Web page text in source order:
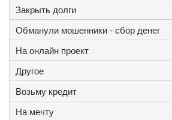
Закрыть долги
Обманули мошенники - сбор денег
На онлайн проект
Другое
Возьму кредит
На мечту